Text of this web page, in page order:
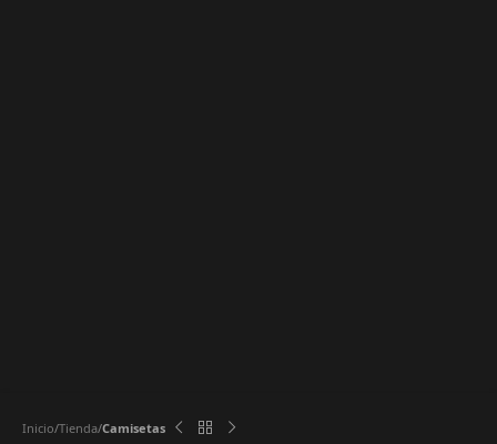
Inicio Tienda Camisetas